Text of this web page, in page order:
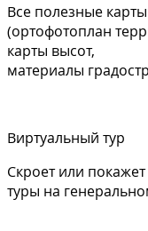
Все полезные
(ортофотоплан
карты высот,
материалы
Виртуальный тур
Скроет или
туры на